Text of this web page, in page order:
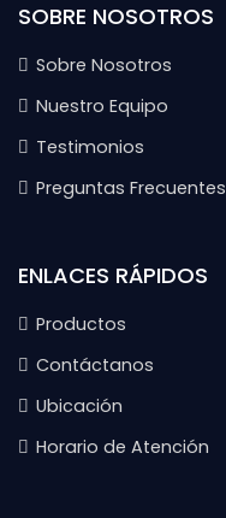
SOBRE NOSOTROS
Sobre Nosotros
Nuestro Equipo
Testimonios
Preguntas Frecuentes
ENLACES RÁPIDOS
Productos
Contáctanos
Ubicación
Horario de Atención